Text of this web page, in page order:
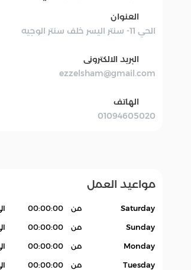
العنوان
الحي 11- سنتر اليسر خلف سنتر الوجيه
البريد الالكترونى
ezzelsham@gmail.com
الهاتف
01094605020
مواعيد العمل
Saturday من 00:00:00
Sunday من 00:00:00
Monday من 00:00:00
Tuesday من 00:00:00